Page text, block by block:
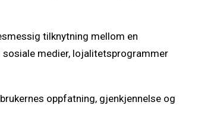
tilknytning mellom en
medier, lojalitetsprogrammer
oppfatning, gjenkjennelse og